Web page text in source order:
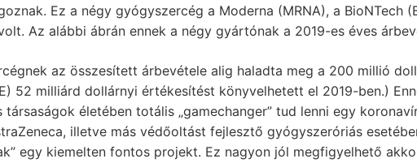
Ez a négy gyógyszercég a Moderna (MRNA), a BioNTech
Az alábbi ábrán ennek a négy gyártónak a 2019-es éves
az összesített árbevétele alig haladta meg a 200 millió
52 milliárd dollárnyi értékesítést könyvelhetett el 2019-ben.)
társaságok életében totális „gamechanger” tud lenni egy
illetve más védőoltást fejlesztő gyógyszeróriás
egy kiemelten fontos projekt. Ez nagyon jól megfigyelhető